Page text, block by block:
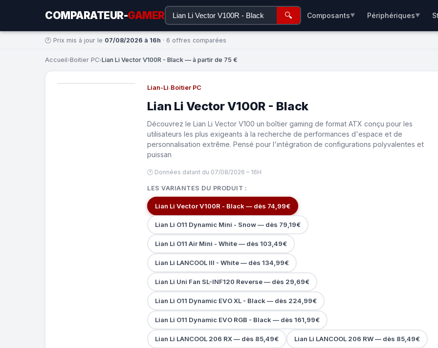
COMPARATEUR-GAMER 🔍 Composants▼ Périphériques▼
🕐 Prix mis à jour le 07/08/2026 à 16h · 6 offres comparées
Accueil›Boitier PC›Lian Li Vector V100R - Black — à partir de 75 €
Lian-Li·Boitier PC
Lian Li Vector V100R - Black
Découvrez le Lian Li Vector V100 un boîtier gaming de format ATX conçu pour les
utilisateurs les plus exigeants à la recherche de performances d'espace et de
personnalisation extrême. Pensé pour l'intégration de configurations polyvalentes et
puissan
🕐 Données datant du 07/08/2026 – 16H
LES VARIANTES DU PRODUIT :
Lian Li Vector V100R - Black — dès 74,99€
Lian Li O11 Dynamic Mini - Snow — dès 79,19€
Lian Li O11 Air Mini - White — dès 103,49€
Lian Li LANCOOL III - White — dès 134,99€
Lian Li Uni Fan SL-INF120 Reverse — dès 29,69€
Lian Li O11 Dynamic EVO XL - Black — dès 224,99€
Lian Li O11 Dynamic EVO RGB - Black — dès 161,99€
Lian Li LANCOOL 206 RX — dès 85,49€ Lian Li LANCOOL 206 RW — dès 85,49€